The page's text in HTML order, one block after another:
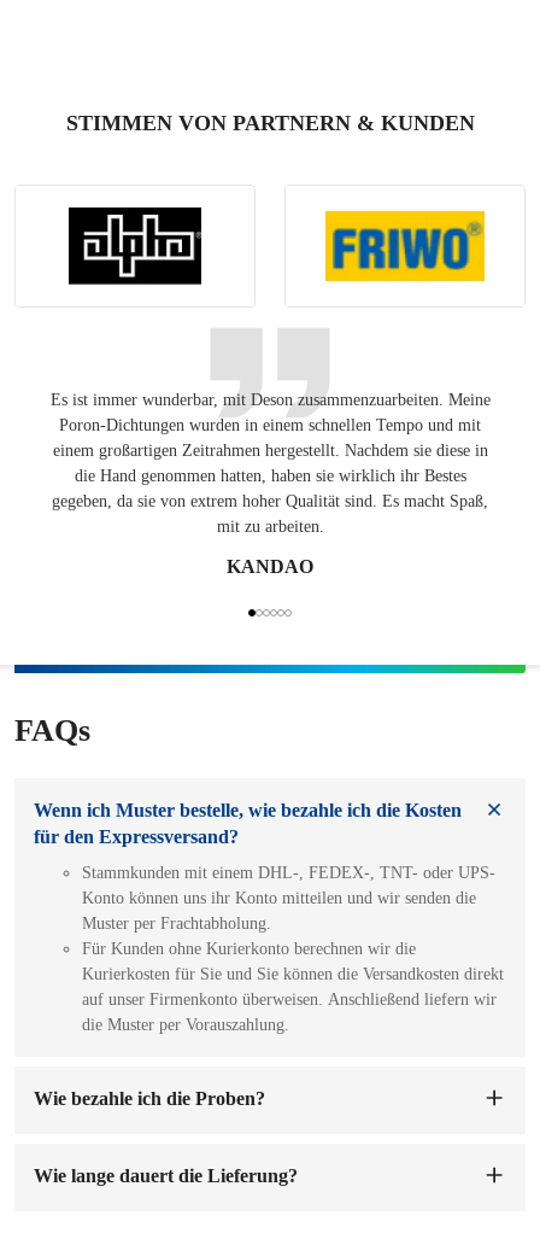
STIMMEN VON PARTNERN & KUNDEN
Es ist immer wunderbar, mit Deson zusammenzuarbeiten. Meine
Poron-Dichtungen wurden in einem schnellen Tempo und mit
einem großartigen Zeitrahmen hergestellt. Nachdem sie diese in
die Hand genommen hatten, haben sie wirklich ihr Bestes
gegeben, da sie von extrem hoher Qualität sind. Es macht Spaß,
mit zu arbeiten.
KANDAO
FAQs
Wenn ich Muster bestelle, wie bezahle ich die Kosten
für den Expressversand?
Stammkunden mit einem DHL-, FEDEX-, TNT- oder UPS-
Konto können uns ihr Konto mitteilen und wir senden die
Muster per Frachtabholung.
Für Kunden ohne Kurierkonto berechnen wir die
Kurierkosten für Sie und Sie können die Versandkosten direkt
auf unser Firmenkonto überweisen. Anschließend liefern wir
die Muster per Vorauszahlung.
Wie bezahle ich die Proben?
anfertigen. Die Probenvorbereitung dauert 1-7 Werktage.
Wie lange dauert die Lieferung?